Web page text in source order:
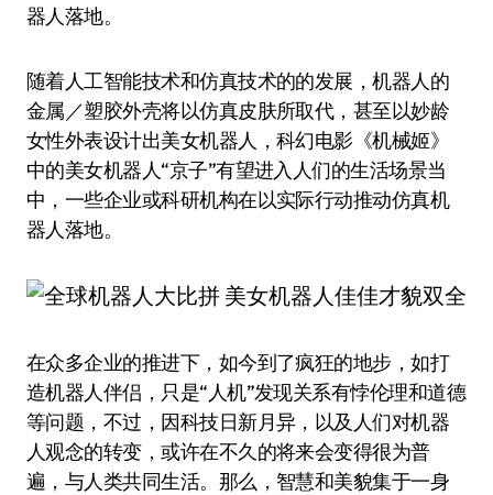
器人落地。
随着人工智能技术和仿真技术的的发展，机器人的
金属／塑胶外壳将以仿真皮肤所取代，甚至以妙龄
女性外表设计出美女机器人，科幻电影《机械姬》
中的美女机器人“京子”有望进入人们的生活场景当
中，一些企业或科研机构在以实际行动推动仿真机
器人落地。
在众多企业的推进下，如今到了疯狂的地步，如打
造机器人伴侣，只是“人机”发现关系有悖伦理和道德
等问题，不过，因科技日新月异，以及人们对机器
人观念的转变，或许在不久的将来会变得很为普
遍，与人类共同生活。那么，智慧和美貌集于一身